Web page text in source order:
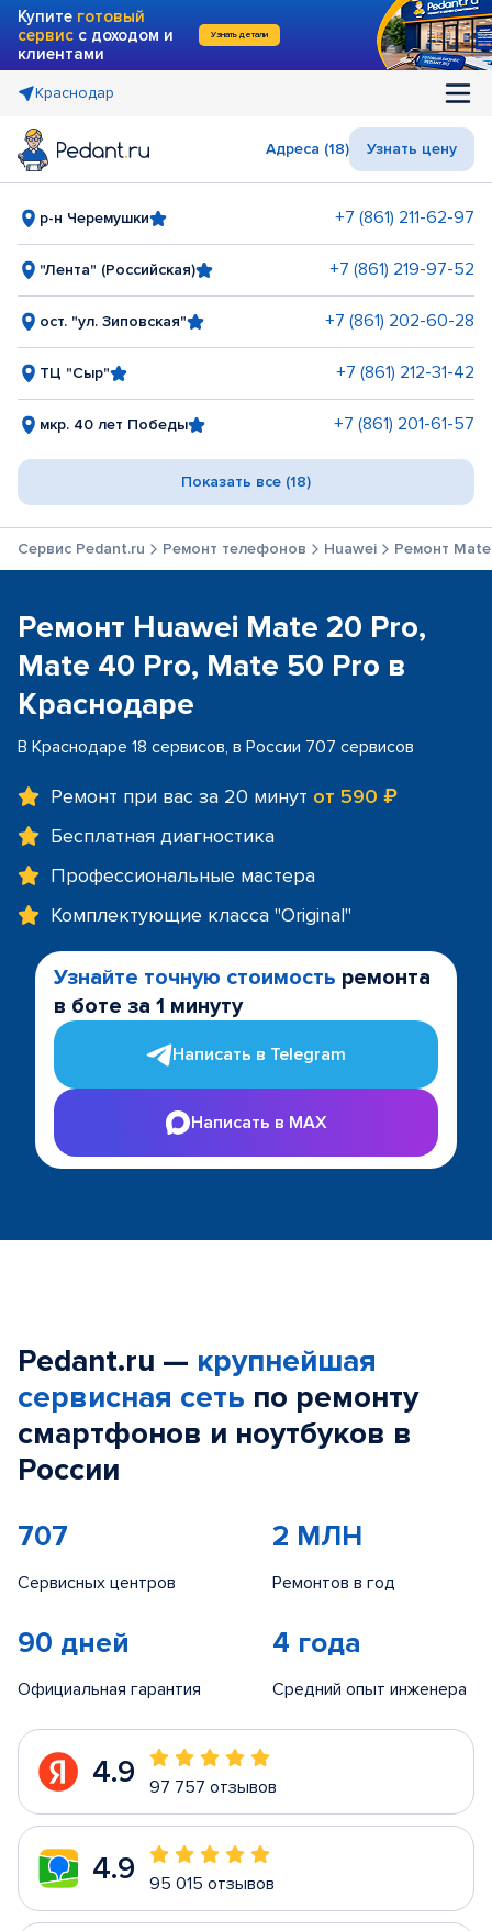
Купите готовый
сервис с доходом и
клиентами
Узнать детали
Краснодар
Адреса (18) Узнать цену
р-н Черемушки +7 (861) 211-62-97
"Лента" (Российская) +7 (861) 219-97-52
ост. "ул. Зиповская" +7 (861) 202-60-28
ТЦ "Сыр" +7 (861) 212-31-42
мкр. 40 лет Победы +7 (861) 201-61-57
Показать все (18)
Сервис Pedant.ru Ремонт телефонов Huawei Ремонт
Ремонт Huawei Mate 20 Pro,
Mate 40 Pro, Mate 50 Pro в
Краснодаре
В Краснодаре 18 сервисов, в России 707 сервисов
Ремонт при вас за 20 минут от 590 ₽
Бесплатная диагностика
Профессиональные мастера
Комплектующие класса "Original"
Узнайте точную стоимость ремонта
в боте за 1 минуту
Написать в Telegram
Написать в MAX
Pedant.ru — крупнейшая
сервисная сеть по ремонту
смартфонов и ноутбуков в
России
707
Сервисных центров
2 МЛН
Ремонтов в год
90 дней
Официальная гарантия
4 года
Средний опыт инженера
4.9 97 757 отзывов
4.9 95 015 отзывов